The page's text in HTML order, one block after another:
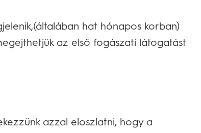
hat hónapos korban)
az első fogászati látogatást
azzal eloszlatni, hogy a